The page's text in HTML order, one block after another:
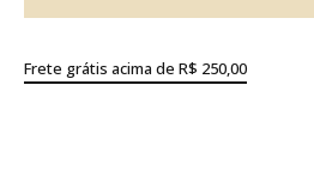
Frete grátis acima de R$ 250,00